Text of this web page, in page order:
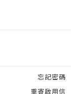
忘記密碼
重寄啟用信